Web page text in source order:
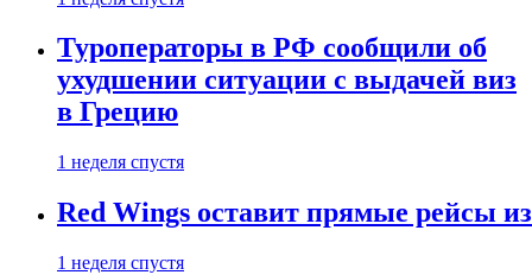
Туроператоры в РФ сообщили об
ухудшении ситуации с выдачей виз
в Грецию
1 неделя спустя
Red Wings оставит прямые рейсы
1 неделя спустя